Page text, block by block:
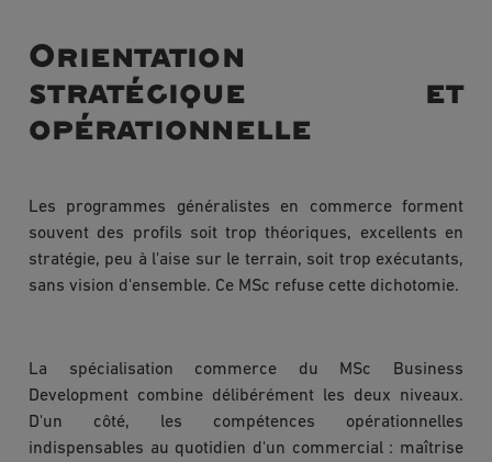
Orientation
stratégique et
opérationnelle
Les programmes généralistes en commerce forment
souvent des profils soit trop théoriques, excellents en
stratégie, peu à l'aise sur le terrain, soit trop exécutants,
sans vision d'ensemble. Ce MSc refuse cette dichotomie.
La spécialisation commerce du MSc Business
Development combine délibérément les deux niveaux.
D'un côté, les compétences opérationnelles
indispensables au quotidien d'un commercial : maîtrise